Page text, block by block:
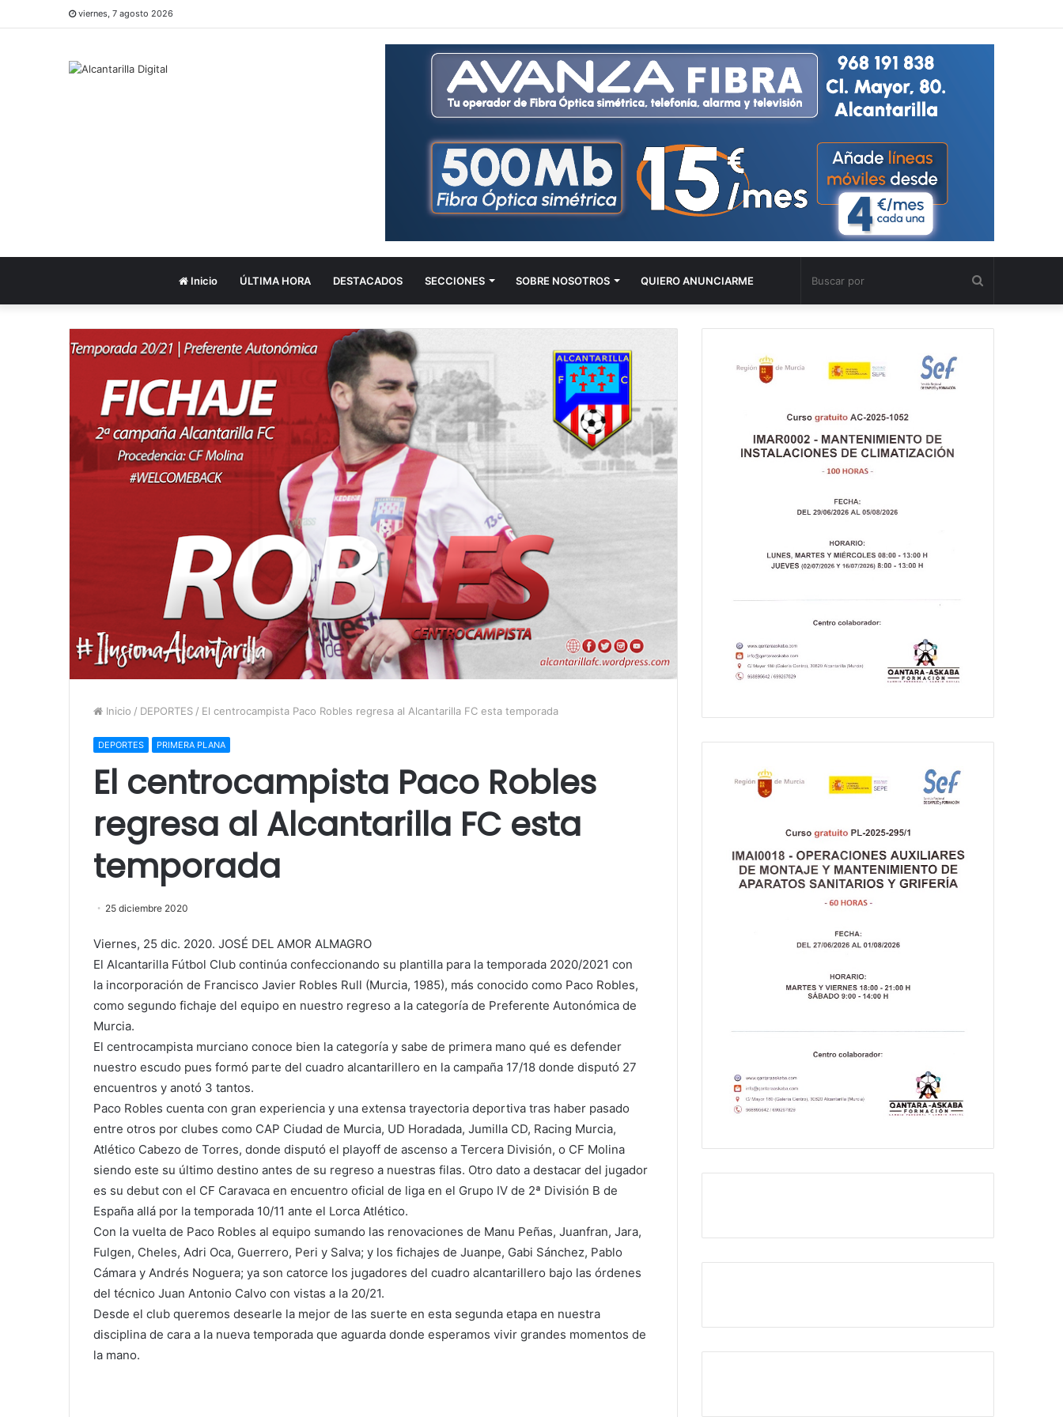
viernes, 7 agosto 2026
Inicio ÚLTIMA HORA DESTACADOS SECCIONES SOBRE NOSOTROS QUIERO ANUNCIARME
por
Inicio / DEPORTES / El centrocampista Paco Robles regresa al Alcantarilla FC esta temporada
DEPORTES PRIMERA PLANA
El centrocampista Paco Robles
regresa al Alcantarilla FC esta
temporada
25 diciembre 2020
Viernes, 25 dic. 2020. JOSÉ DEL AMOR ALMAGRO
El Alcantarilla Fútbol Club continúa confeccionando su plantilla para la temporada 2020/2021 con
la incorporación de Francisco Javier Robles Rull (Murcia, 1985), más conocido como Paco Robles,
como segundo fichaje del equipo en nuestro regreso a la categoría de Preferente Autonómica de
Murcia.
El centrocampista murciano conoce bien la categoría y sabe de primera mano qué es defender
nuestro escudo pues formó parte del cuadro alcantarillero en la campaña 17/18 donde disputó 27
encuentros y anotó 3 tantos.
Paco Robles cuenta con gran experiencia y una extensa trayectoria deportiva tras haber pasado
entre otros por clubes como CAP Ciudad de Murcia, UD Horadada, Jumilla CD, Racing Murcia,
Atlético Cabezo de Torres, donde disputó el playoff de ascenso a Tercera División, o CF Molina
siendo este su último destino antes de su regreso a nuestras filas. Otro dato a destacar del jugador
es su debut con el CF Caravaca en encuentro oficial de liga en el Grupo IV de 2ª División B de
España allá por la temporada 10/11 ante el Lorca Atlético.
Con la vuelta de Paco Robles al equipo sumando las renovaciones de Manu Peñas, Juanfran, Jara,
Fulgen, Cheles, Adri Oca, Guerrero, Peri y Salva; y los fichajes de Juanpe, Gabi Sánchez, Pablo
Cámara y Andrés Noguera; ya son catorce los jugadores del cuadro alcantarillero bajo las órdenes
del técnico Juan Antonio Calvo con vistas a la 20/21.
Desde el club queremos desearle la mejor de las suerte en esta segunda etapa en nuestra
disciplina de cara a la nueva temporada que aguarda donde esperamos vivir grandes momentos de
la mano.